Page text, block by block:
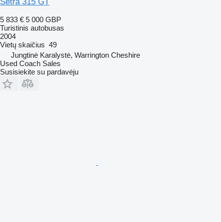
5 833 € 5 000 GBP
Turistinis autobusas
2004
Vietų skaičius 49
Jungtinė Karalystė, Warrington Cheshire
Used Coach Sales
Susisiekite su pardavėju